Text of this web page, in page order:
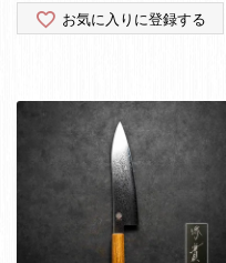
お気に入りに登録する